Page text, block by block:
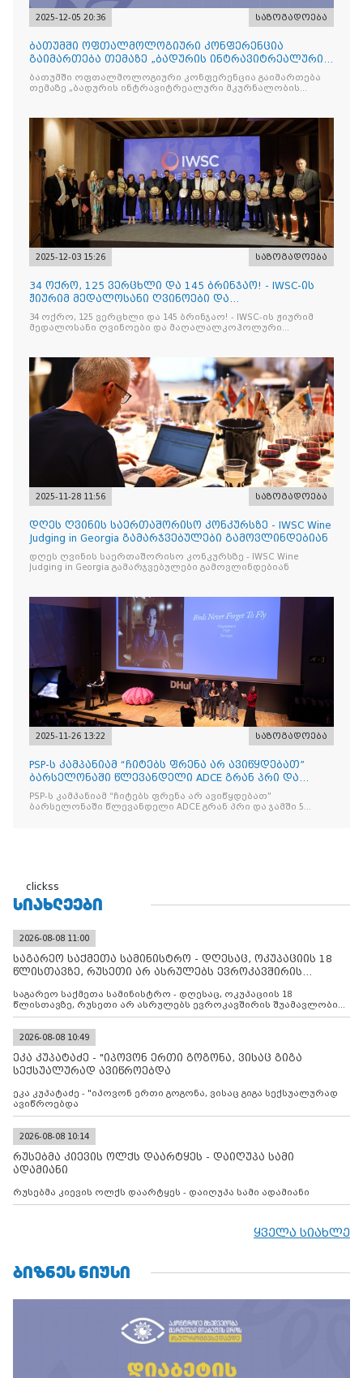
2025-12-05 20:36 საზოგადოება
ბათუმში ოფთალმოლოგიური კონფერენცია
გაიმართება თემაზე „ბადურის ინტრავიტრეალური
მკურნალობის ოპტიმიზაცი
ბათუმში ოფთალმოლოგიური კონფერენცია გაიმართება
თემაზე „ბადურის ინტრავიტრეალური მკურნალობის
2025-12-03 15:26 საზოგადოება
34 ოქრო, 125 ვერცხლი და 145 ბრინჯაო! - IWSC-ის
ჟიურიმ მედალოსანი ღვინოები და
მაღალალკოჰოლური სასმელე
34 ოქრო, 125 ვერცხლი და 145 ბრინჯაო! - IWSC-ის ჟიურიმ
მედალოსანი ღვინოები და მაღალალკოჰოლური
2025-11-28 11:56 საზოგადოება
დღეს ღვინის საერთაშორისო კონკურსზე - IWSC Wine
Judging in Georgia გამარჯვებულები გამოვლინდებიან
დღეს ღვინის საერთაშორისო კონკურსზე - IWSC Wine
Judging in Georgia გამარჯვებულები გამოვლინდებიან
2025-11-26 13:22 საზოგადოება
PSP-ს კამპანიამ “ჩიტებს ფრენა არ ავიწყდებათ”
ბარსელონაში წლევანდელი ADCE გრან პრი და
ჯამში 5 ჯილდო მ
PSP-ს კამპანიამ “ჩიტებს ფრენა არ ავიწყდებათ”
ბარსელონაში წლევანდელი ADCE გრან პრი და ჯამში 5
clickss
ᲡᲘᲐᲮᲚᲔᲔᲑᲘ
2026-08-08 11:00
საგარეო საქმეთა სამინისტრო - დღესაც, ოკუპაციის 18
წლისთავზე, რუსეთი არ ასრულებს ევროკავშირის
საგარეო საქმეთა სამინისტრო - დღესაც, ოკუპაციის 18
წლისთავზე, რუსეთი არ ასრულებს ევროკავშირის შუამავლობით
დადებულ 2008 წლის 12 აგვისტოს ცეცხლის შეწყვეტის
კონტროლს ოკუპირებულ რეგიონებში, აგრძელებს მათი
მილიტარიზაციის პროცესს და აქტიურად დგამს ნაბიჯებს მათი
ფაქტობრივი ანექსიისკენ
2026-08-08 10:49
ეკა კუპატაძე - "იპოვონ ერთი გოგონა, ვისაც გიგა
სექსუალურად ავიწროებდა
ეკა კუპატაძე - "იპოვონ ერთი გოგონა, ვისაც გიგა სექსუალურად
ავიწროებდა
2026-08-08 10:14
რუსებმა კიევის ოლქს დაარტყეს - დაიღუპა სამი
ადამიანი
რუსებმა კიევის ოლქს დაარტყეს - დაიღუპა სამი ადამიანი
ყველა სიახლე
ᲑᲘᲖᲜᲔᲡ ᲜᲘᲣᲡᲘ